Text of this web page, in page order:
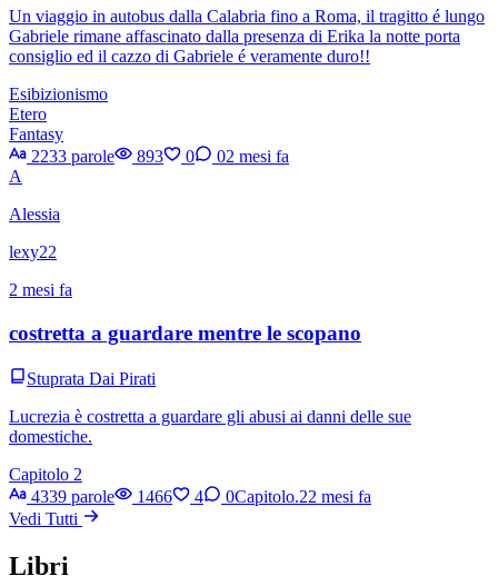
Un viaggio in autobus dalla Calabria fino a Roma, il tragitto é lungo
Gabriele rimane affascinato dalla presenza di Erika la notte porta
consiglio ed il cazzo di Gabriele é veramente duro!!
Esibizionismo
Etero
Fantasy
2233 parole
893 0 02 mesi fa
A
Alessia
lexy22
2 mesi fa
costretta a guardare mentre le scopano
Stuprata Dai Pirati
Lucrezia è costretta a guardare gli abusi ai danni delle sue
domestiche.
Capitolo 2
4339 parole
1466 4 0Capitolo.22 mesi fa
Vedi Tutti
Libri